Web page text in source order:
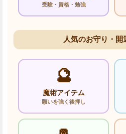
受験・資格・勉強
人気のお守り・開
🔮
魔術アイテム
願いを強く後押し